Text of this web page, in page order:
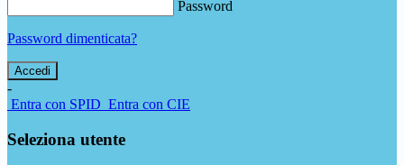
Password
Password dimenticata?
-
Entra con SPID Entra con CIE
Seleziona utente